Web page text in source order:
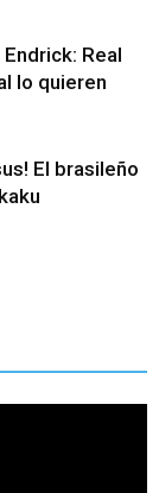
Real
lo quieren
El brasileño